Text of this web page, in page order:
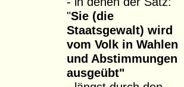
"Sie (die
Staatsgewalt) wird
vom Volk in Wahlen
und Abstimmungen
ausgeübt"